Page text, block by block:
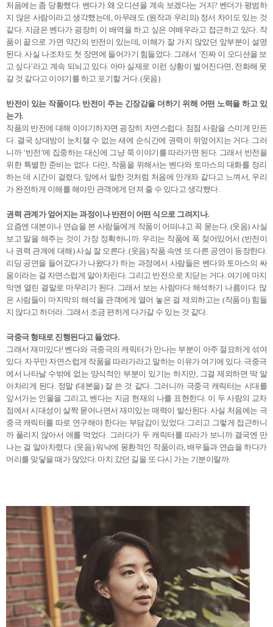
처음에는 좀 당황했다. 벤다가 왜 오디션을 계속 보겠다는 거지? 벤더가 평범하
지 않은 사람이라고 생각했는데, 아무래도 (원작과 우리의) 정서 차이도 있는 것
같다. 지금은 벤다가 굉장히 이 배역을 하고 싶은 여배우라고 접근하고 있다. 작
품이 끝으로 가면 약간의 반전이 있는데, 이해가 잘 가지 않았던 앞부분이 설명
된다. 사실 나조차도 첫 장면에 들어가기 힘들었다. 그래서 ‘진짜 이 오디션을 보
고 싶다’라고 계속 되뇌고 있다. 아마 실제로 이런 상황이 벌어진다면, 전화해 못
갈 것 같다고 이야기를 하고 포기할 거다. (웃음)
반전이 있는 작품이다. 반전이 주는 긴장감을 더하기 위해 어떤 노력을 하고 있
는가.
작품의 반전에 대해 이야기하자면 굉장히 자연스럽다. 점점 사람을 스미게 만든
다. 결국 상대방이 눈치챌 수 없는 새에 순식간에 권력이 뒤엎어지는 거다. 그러
니까 ‘반전’에 집중하는 대신에 그냥 쭉 이야기를 따라가면 된다. 그래서 반전을
위한 특별한 준비는 없다. 다만, 작품을 위해서는 벤다와 토마스의 대화를 정리
하는 데 시간이 걸렸다. 앞에서 말한 것처럼 처음에 안개와 같다고 느껴서, 우리
가 완전하게 이해를 해야만 관객에게 던져 줄 수 있다고 생각했다.
권력 관계가 엎어지는 과정이나 반전이 어떤 식으로 그려지나.
요즘엔 대본이나 연습을 본 사람들에게 작품이 어떠냐고 꼭 묻는다. (웃음) 사실
보고 말을 해주는 것이 가장 정확하니까. 우리는 작품에 푹 젖어있어서 (반전이
나 권력 관계에 대해) 사실 잘 모른다. (웃음) 작품 속엔 또 다른 공연이 등장한다.
리딩 공연을 들어갔다가 나왔다가 하는 과정에서 사람들은 벤다와 토마스의 싸
움이라는 걸 자연스럽게 알아차린다. 그리고 반전으로 치닫는 거다. 여기에 마지
막엔 열린 결말로 마무리가 된다. 그래서 보는 사람마다 해석하기 나름이다. 많
은 사람들이 마지막의 해석을 관객에게 열어 놓은 걸 제외하고는 (작품이) 힘들
지 않다고 하더라. 그래서 조금 편하게 다가갈 수 있는 것 같다.
극중극 형태로 진행된다고 들었다.
그래서 재미있다! 벤다와 극중극의 캐릭터가 만나는 부분이 아주 절묘하게 섞여
있다. 자꾸만 자연스럽게 작품을 따라가라고 말하는 이유가 여기에 있다. 극중극
에서 나타날 수밖에 없는 양식적인 부분이 있기는 하지만, 그걸 제외하면 딱 알
아차리게 된다. 정말 (대본을) 잘 쓴 것 같다. 그러니까 극중극 캐릭터는 시대를
앞서가는 인물을 그리고, 벤다는 지금 현재의 나를 표현한다. 이 두 사람의 교차
점에서 시대성이 살짝 묻어나면서 재미있는 매력이 발산된다. 사실 처음에는 극
중극 캐릭터를 따로 연구해야 한다는 부담감이 있었다. 그리고 그렇게 접근하니
까 풀리지 않아서 애를 먹었다. 그러다가 두 캐릭터를 따라가 보니까 결국엔 만
나는 걸 알아차렸다. (웃음) 워낙에 몽환적인 작품이라, 배우들과 연습을 하다가
머리를 맞닿을 때가 많았다. 마치 갔던 길을 또 다시 가는 기분이랄까.